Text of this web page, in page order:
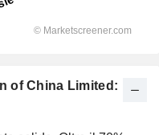
of China Limited: